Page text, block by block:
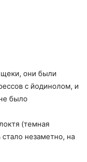
они были
с йодинолом, и
было
(темная
незаметно, на